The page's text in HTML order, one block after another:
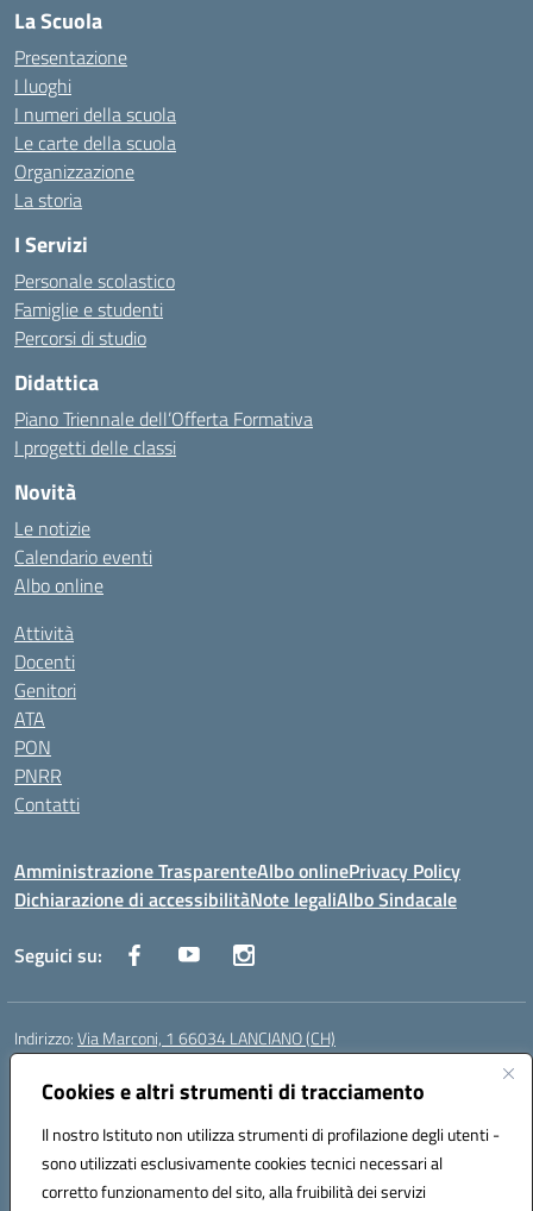
Cookies e altri strumenti di tracciamento
Il nostro Istituto non utilizza strumenti di profilazione degli utenti -
sono utilizzati esclusivamente cookies tecnici necessari al
corretto funzionamento del sito, alla fruibilità dei servizi
La Scuola
Presentazione
I luoghi
I numeri della scuola
Le carte della scuola
Organizzazione
La storia
I Servizi
Personale scolastico
Famiglie e studenti
Percorsi di studio
Didattica
Piano Triennale dell’Offerta Formativa
I progetti delle classi
Novità
Le notizie
Calendario eventi
Albo online
Attività
Docenti
Genitori
ATA
PON
PNRR
Contatti
Amministrazione TrasparenteAlbo onlinePrivacy Policy
Dichiarazione di accessibilitàNote legaliAlbo Sindacale
Seguici su:
Indirizzo:Via Marconi, 1 66034 LANCIANO (CH)
Centralino:
Posta elettronica certificata (PEC):chic840006@pec.istruzione.it
Codice fiscale: 90031370696
Codice meccanografico:CHIC840006
Codice Indice delle Pubbliche Amministrazioni (IPA): istsc_chic840006